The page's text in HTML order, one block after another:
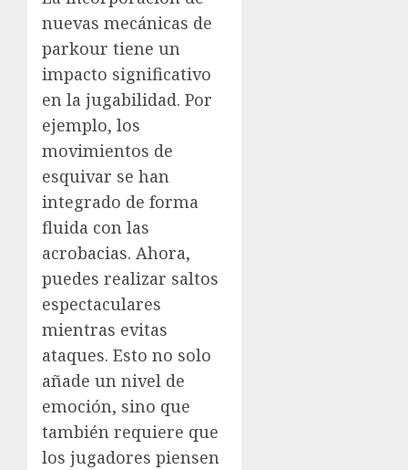
nuevas mecánicas de
parkour tiene un
impacto significativo
en la jugabilidad. Por
ejemplo, los
movimientos de
esquivar se han
integrado de forma
fluida con las
acrobacias. Ahora,
puedes realizar saltos
espectaculares
mientras evitas
ataques. Esto no solo
añade un nivel de
emoción, sino que
también requiere que
los jugadores piensen